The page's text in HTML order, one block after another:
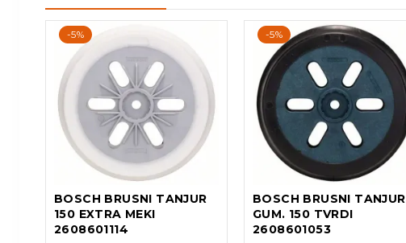
-5%
BOSCH BRUSNI TANJUR
150 EXTRA MEKI
2608601114
-5%
BOSCH BRUSNI TANJUR
GUM. 150 TVRDI
2608601053